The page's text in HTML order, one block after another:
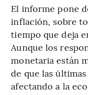
El informe pone
inflación, sobre
tiempo que deja
Aunque los
monetaria están
de que las
afectando a la